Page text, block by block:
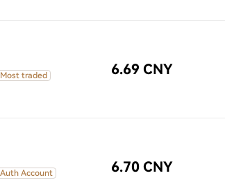
Most traded
6.69 CNY
Account
6.70 CNY